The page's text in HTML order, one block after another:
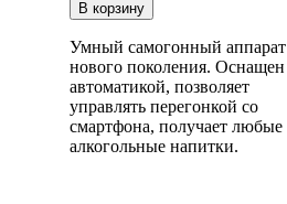
Умный самогонный аппарат
нового поколения. Оснащен
автоматикой, позволяет
управлять перегонкой со
смартфона, получает любые
алкогольные напитки.